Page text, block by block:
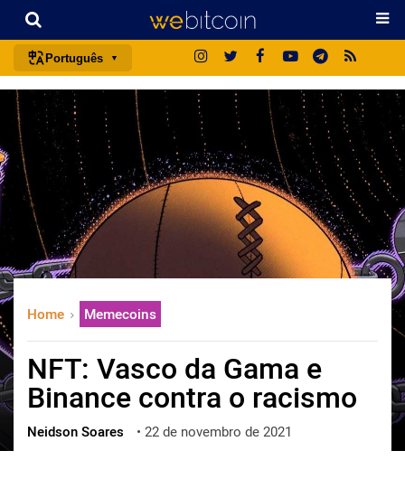
Português
português (BR)
english
español
français
italiano
deutsch
日本語
русский
العربية
ไทย
ქართული
Home Memecoins
NFT: Vasco da Gama e
Binance contra o racismo
Neidson Soares • 22 de novembro de 2021